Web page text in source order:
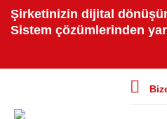
Şirketinizin dijital
Sistem çözümlerinden